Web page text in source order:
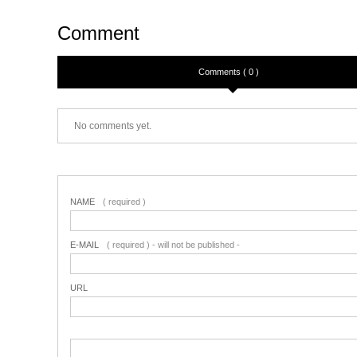
Comment
Comments ( 0 )
No comments yet.
NAME ( required )
E-MAIL ( required ) - will not be published -
URL